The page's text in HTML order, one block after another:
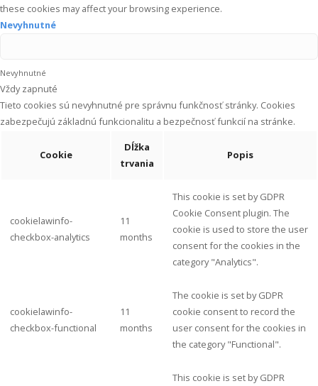
these cookies may affect your browsing experience.
Nevyhnutné
Nevyhnutné
Vždy zapnuté
Tieto cookies sú nevyhnutné pre správnu funkčnosť stránky. Cookies
zabezpečujú základnú funkcionalitu a bezpečnosť funkcií na stránke.
Cookie
Dĺžka
trvania
Popis
cookielawinfo-
checkbox-analytics
11
months
This cookie is set by GDPR
Cookie Consent plugin. The
cookie is used to store the user
consent for the cookies in the
category "Analytics".
cookielawinfo-
checkbox-functional
11
months
The cookie is set by GDPR
cookie consent to record the
user consent for the cookies in
the category "Functional".
This cookie is set by GDPR